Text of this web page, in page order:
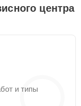
центра
и типы